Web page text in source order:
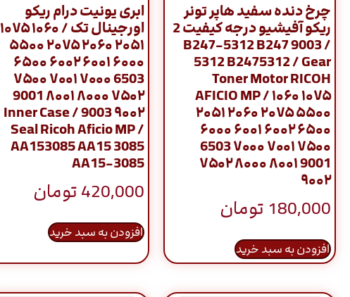
چرخ دنده سفید هاپر تونر
ریکو آفیشیو درجه کیفیت 2
/ 9003 B247-5312 B247
5312 B2475312 / Gear
Toner Motor RICOH
AFICIO MP / ۱۰۶۰ ۱۰۷۵
۲۰۵۱ ۲۰۶۰ ۲۰۷۵ ۵۵۰۰
۶۰۰۰ ۶۰۰۱ ۶۰۰۲ ۶۵۰۰
6503 ۷۰۰۰ ۷۰۰۱ ۷۵۰۰
۷۵۰۲ ۸۰۰۰ ۸۰۰۱ 9001
۹۰۰۲
180,000 تومان
افزودن به سبد خرید
ابری یونیت درام ریکو
اورجینال تک / ۱۰۶۰ ۱۰۷۵
۲۰۵۱ ۲۰۶۰ ۲۰۷۵ ۵۵۰۰
۶۰۰۰ ۶۰۰۱ ۶۰۰۲ ۶۵۰۰
6503 ۷۰۰۰ ۷۰۰۱ ۷۵۰۰
۷۵۰۲ ۸۰۰۰ ۸۰۰۱ 9001
۹۰۰۲ 9003 / Inner Case
Seal Ricoh Aficio MP /
AA153085 AA15 3085
AA15-3085
420,000تومان
افزودن به سبد خرید